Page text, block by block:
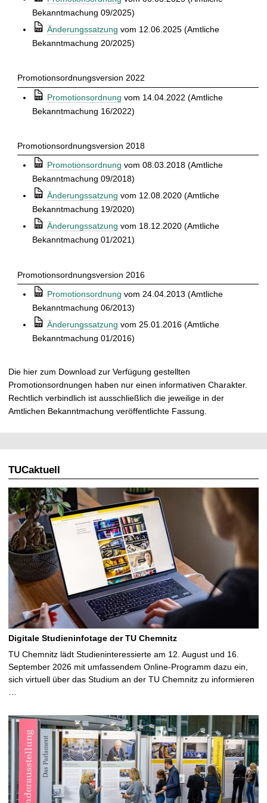
Bekanntmachung 09/2025)
⒫ Änderungssatzung vom 12.06.2025 (Amtliche
Bekanntmachung 20/2025)
Promotionsordnungsversion 2022
⒫ Promotionsordnung vom 14.04.2022 (Amtliche
Bekanntmachung 16/2022)
Promotionsordnungsversion 2018
⒫ Promotionsordnung vom 08.03.2018 (Amtliche
Bekanntmachung 09/2018)
⒫ Änderungssatzung vom 12.08.2020 (Amtliche
Bekanntmachung 19/2020)
⒫ Änderungssatzung vom 18.12.2020 (Amtliche
Bekanntmachung 01/2021)
Promotionsordnungsversion 2016
⒫ Promotionsordnung vom 24.04.2013 (Amtliche
Bekanntmachung 06/2013)
⒫ Änderungssatzung vom 25.01.2016 (Amtliche
Bekanntmachung 01/2016)
Die hier zum Download zur Verfügung gestellten
Promotionsordnungen haben nur einen informativen Charakter.
Rechtlich verbindlich ist ausschließlich die jeweilige in der
Amtlichen Bekanntmachung veröffentlichte Fassung.
TUCaktuell
Digitale Studieninfotage der TU Chemnitz
TU Chemnitz lädt Studieninteressierte am 12. August und 16.
September 2026 mit umfassendem Online-Programm dazu ein,
sich virtuell über das Studium an der TU Chemnitz zu informieren